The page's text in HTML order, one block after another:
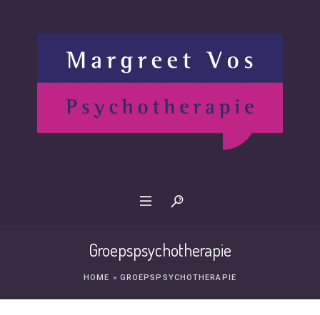
Groepspsychotherapie
HOME » GROEPSPSYCHOTHERAPIE